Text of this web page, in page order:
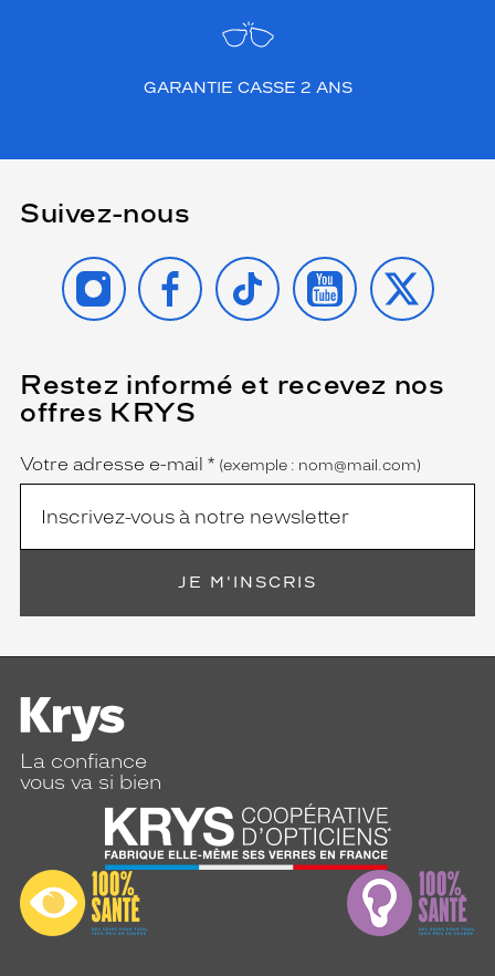
GARANTIE CASSE 2 ANS
Suivez-nous
INSTAGRAMFACEBOOK
TIKTOK YOUTUBE
X
Restez informé et recevez nos
offres KRYS
Name
Votre adresse e-mail *
(Ce
champ
est
obligatoire)
(exemple : nom@mail.com)
JE M'INSCRIS
La confiance
vous va si bien